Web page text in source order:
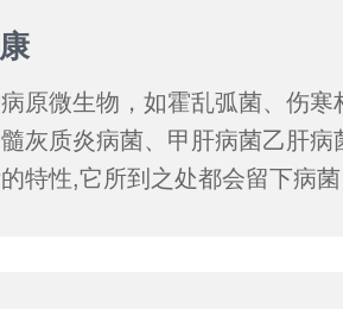
原微生物，如霍乱弧菌、伤寒
灰质炎病菌、甲肝病菌乙肝
特性,它所到之处都会留下病